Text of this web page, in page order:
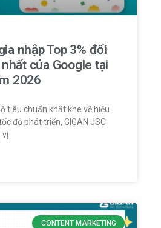
nhập Top 3% đối
của Google tại
2026
tiêu chuẩn khắt khe về hiệu
độ phát triển, GIGAN JSC
vị
CONTENT MARKETING